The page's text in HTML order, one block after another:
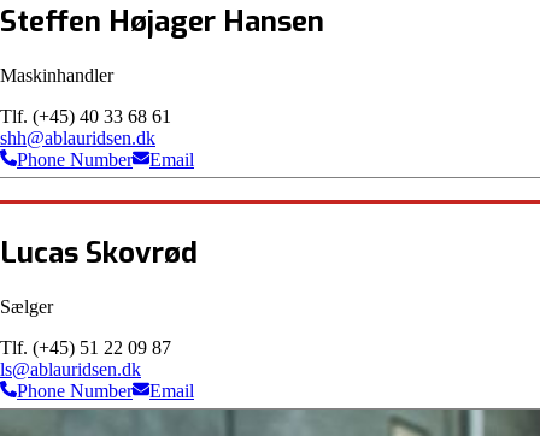
Steffen Højager Hansen
Maskinhandler
Tlf. (+45) 40 33 68 61
shh@ablauridsen.dk
Phone Number
Email
Lucas Skovrød
Sælger
Tlf. (+45) 51 22 09 87
ls@ablauridsen.dk
Phone Number
Email